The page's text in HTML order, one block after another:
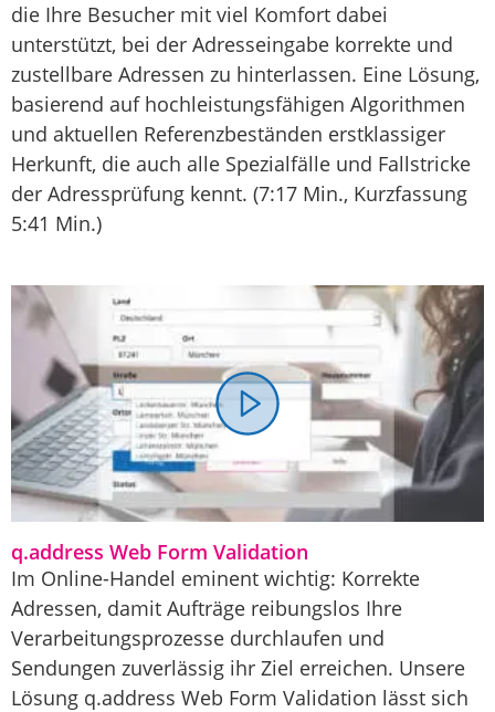
die Ihre Besucher mit viel Komfort dabei
unterstützt, bei der Adresseingabe korrekte und
zustellbare Adressen zu hinterlassen. Eine Lösung,
basierend auf hochleistungsfähigen Algorithmen
und aktuellen Referenzbeständen erstklassiger
Herkunft, die auch alle Spezialfälle und Fallstricke
der Adressprüfung kennt. (7:17 Min., Kurzfassung
5:41 Min.)
q.address Web Form Validation
Im Online-Handel eminent wichtig: Korrekte
Adressen, damit Aufträge reibungslos Ihre
Verarbeitungsprozesse durchlaufen und
Sendungen zuverlässig ihr Ziel erreichen. Unsere
Lösung q.address Web Form Validation lässt sich